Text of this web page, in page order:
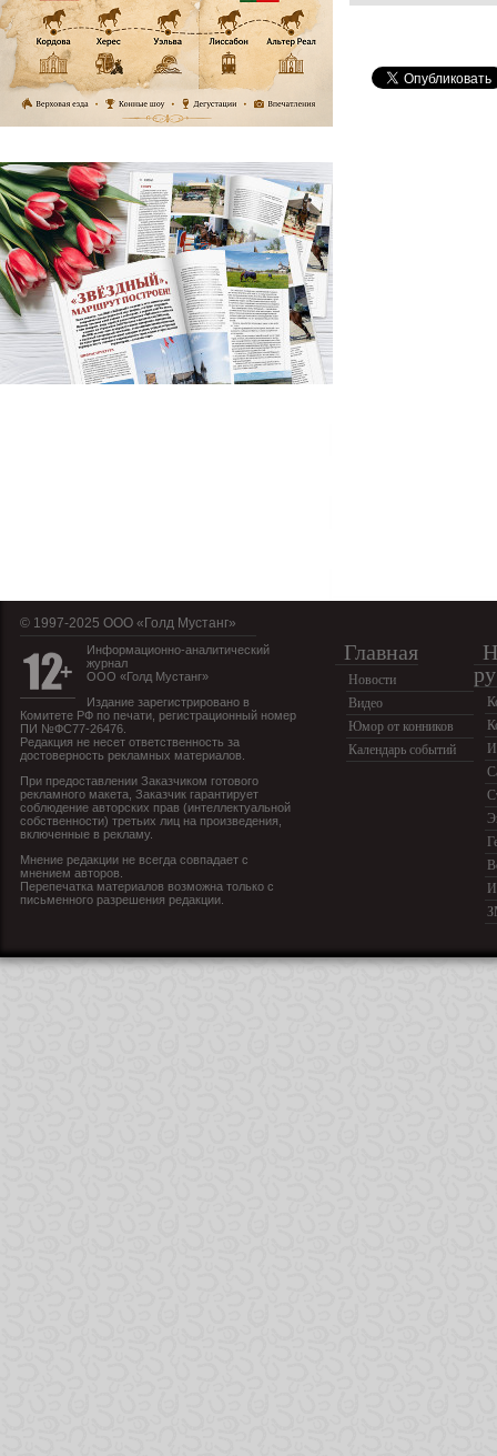
© 1997-2025 OOO «Голд Мустанг»
Информационно-аналитический
журнал
ООО «Голд Мустанг»
Издание зарегистрировано в
Комитете РФ по печати, регистрационный номер
ПИ №ФС77-26476.
Редакция не несет ответственность за
достоверность рекламных материалов.
При предоставлении Заказчиком готового
рекламного макета, Заказчик гарантирует
соблюдение авторских прав (интеллектуальной
собственности) третьих лиц на произведения,
включенные в рекламу.
Мнение редакции не всегда совпадает с
мнением авторов.
Перепечатка материалов возможна только с
письменного разрешения редакции.
Главная
Новости
Видео
Юмор от конников
Календарь событий